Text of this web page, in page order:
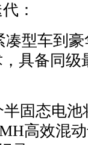
：
型车到
具备同
固态电池
高效混